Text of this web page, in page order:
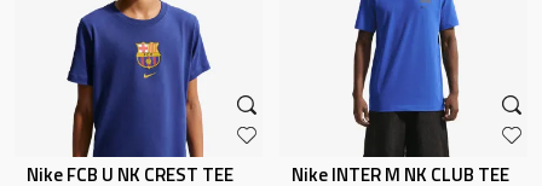
Nike FCB U NK CREST TEE Nike INTER M NK CLUB TEE